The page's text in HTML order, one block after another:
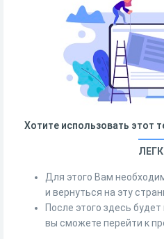
Хотите использовать этот
Для этого Вам
и вернуться на эту
После этого здесь
вы сможете перейти к